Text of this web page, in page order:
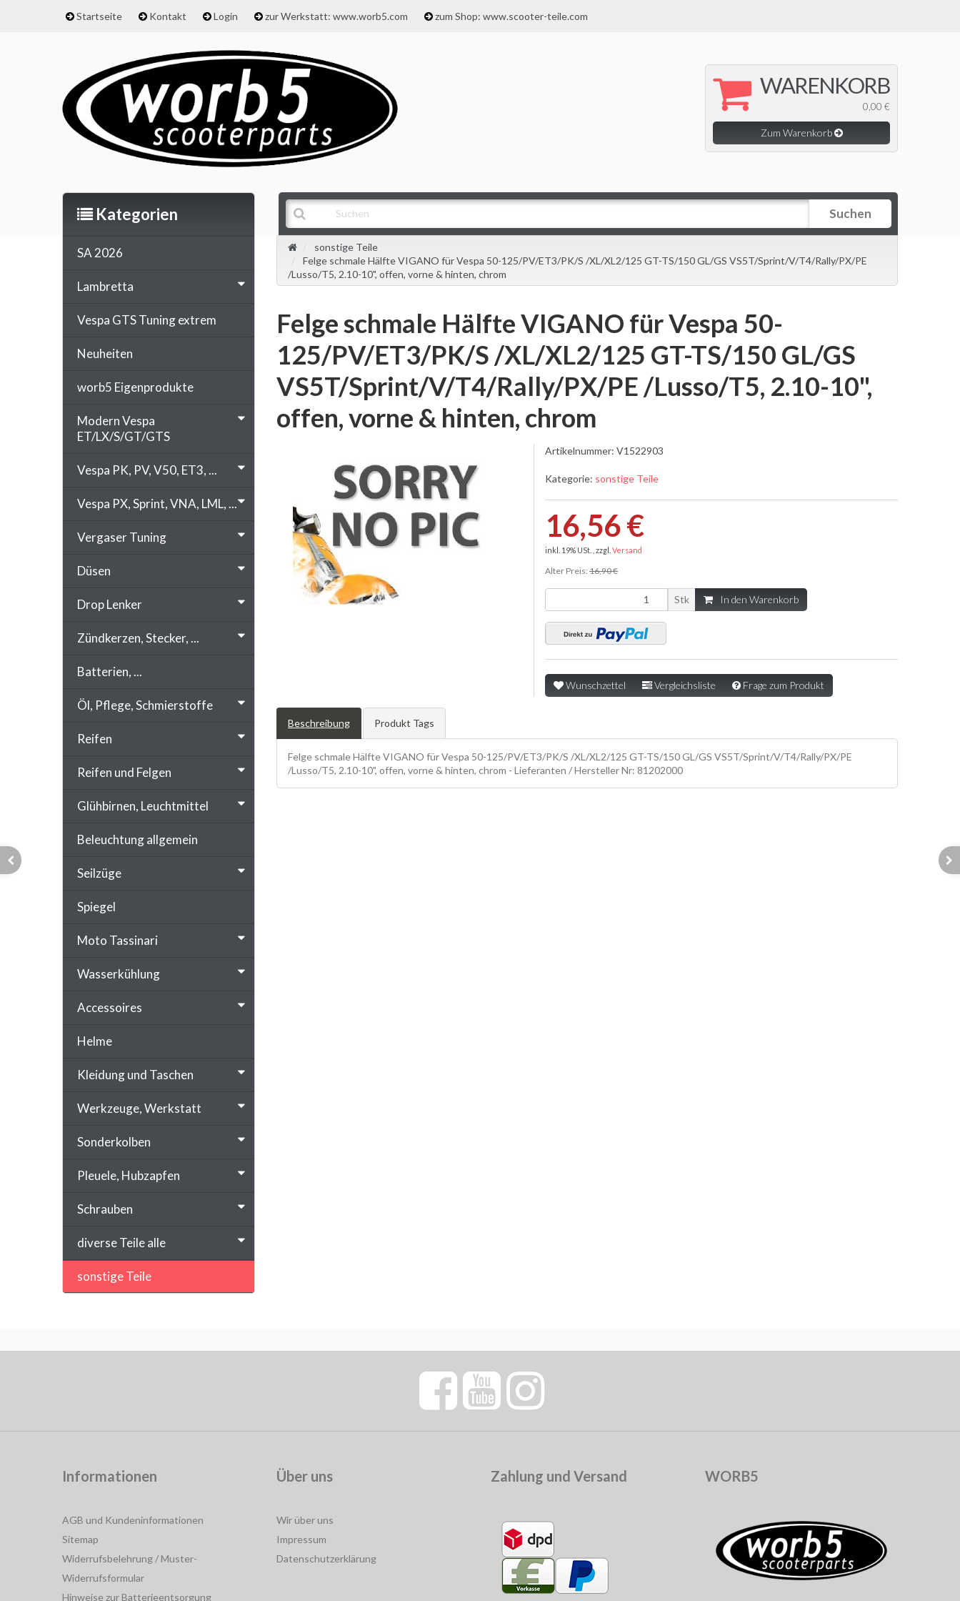
Startseite Kontakt Login zur Werkstatt: www.worb5.com zum Shop: www.scooter-teile.com
WARENKORB
0,00 €
Zum Warenkorb
Suchen
sonstige Teile
Felge schmale Hälfte VIGANO für Vespa 50-125/PV/ET3/PK/S /XL/XL2/125 GT-TS/150 GL/GS VS5T/Sprint/V/T4/Rally/PX/PE
/Lusso/T5, 2.10-10", offen, vorne & hinten, chrom
Felge schmale Hälfte VIGANO für Vespa 50-
125/PV/ET3/PK/S /XL/XL2/125 GT-TS/150 GL/GS
VS5T/Sprint/V/T4/Rally/PX/PE /Lusso/T5, 2.10-10",
offen, vorne & hinten, chrom
Artikelnummer: V1522903
Kategorie: sonstige Teile
16,56 €
inkl. 19% USt. , zzgl. Versand
Alter Preis: 16,90 €
Stk In den Warenkorb
Wunschzettel Vergleichsliste Frage zum Produkt
Beschreibung Produkt Tags
Felge schmale Hälfte VIGANO für Vespa 50-125/PV/ET3/PK/S /XL/XL2/125 GT-TS/150 GL/GS VS5T/Sprint/V/T4/Rally/PX/PE
/Lusso/T5, 2.10-10", offen, vorne & hinten, chrom - Lieferanten / Hersteller Nr: 81202000
Kategorien
SA 2026
Lambretta
Vespa GTS Tuning extrem
Neuheiten
worb5 Eigenprodukte
Modern Vespa
ET/LX/S/GT/GTS
Vespa PK, PV, V50, ET3, ...
Vespa PX, Sprint, VNA, LML, ...
Vergaser Tuning
Düsen
Drop Lenker
Zündkerzen, Stecker, ...
Batterien, ...
Öl, Pflege, Schmierstoffe
Reifen
Reifen und Felgen
Glühbirnen, Leuchtmittel
Beleuchtung allgemein
Seilzüge
Spiegel
Moto Tassinari
Wasserkühlung
Accessoires
Helme
Kleidung und Taschen
Werkzeuge, Werkstatt
Sonderkolben
Pleuele, Hubzapfen
Schrauben
diverse Teile alle
sonstige Teile
Informationen
AGB und Kundeninformationen
Sitemap
Widerrufsbelehrung / Muster-
Widerrufsformular
Hinweise zur Batterieentsorgung
Über uns
Wir über uns
Impressum
Datenschutzerklärung
Zahlung und Versand WORB5